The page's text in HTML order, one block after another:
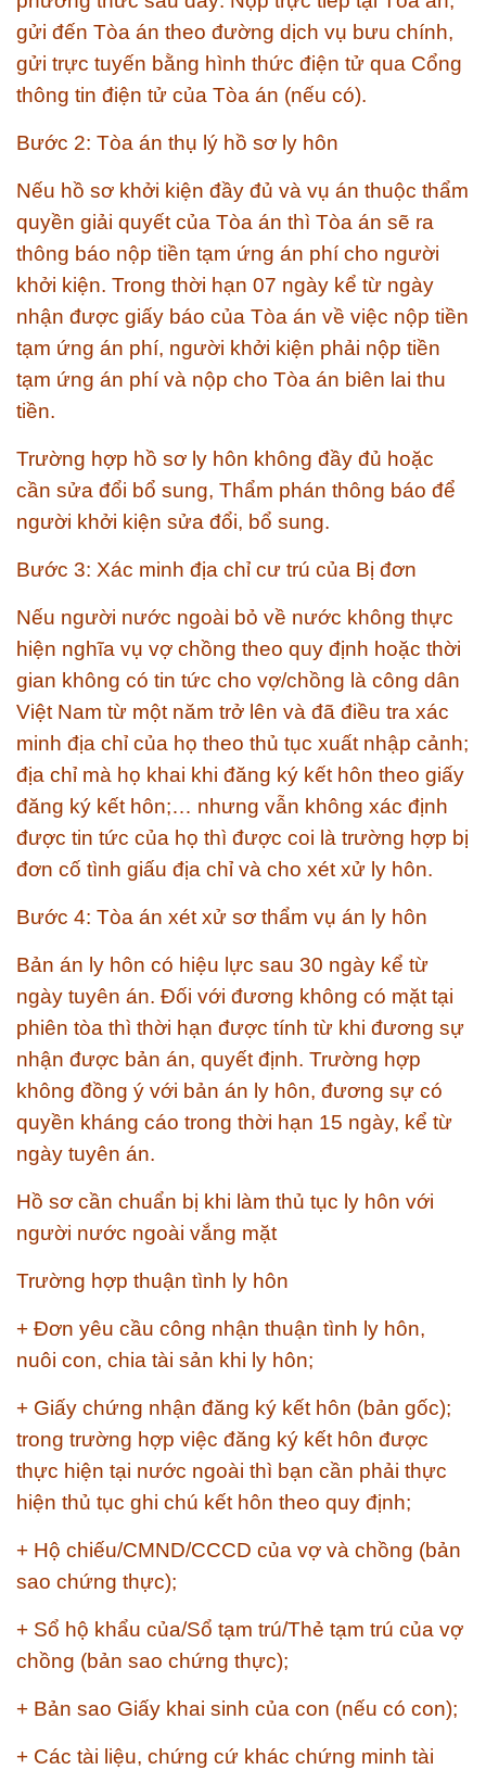
gửi đến Tòa án theo đường dịch vụ bưu chính,
gửi trực tuyến bằng hình thức điện tử qua Cổng
thông tin điện tử của Tòa án (nếu có).
Bước 2: Tòa án thụ lý hồ sơ ly hôn
Nếu hồ sơ khởi kiện đầy đủ và vụ án thuộc thẩm
quyền giải quyết của Tòa án thì Tòa án sẽ ra
thông báo nộp tiền tạm ứng án phí cho người
khởi kiện. Trong thời hạn 07 ngày kể từ ngày
nhận được giấy báo của Tòa án về việc nộp tiền
tạm ứng án phí, người khởi kiện phải nộp tiền
tạm ứng án phí và nộp cho Tòa án biên lai thu
tiền.
Trường hợp hồ sơ ly hôn không đầy đủ hoặc
cần sửa đổi bổ sung, Thẩm phán thông báo để
người khởi kiện sửa đổi, bổ sung.
Bước 3: Xác minh địa chỉ cư trú của Bị đơn
Nếu người nước ngoài bỏ về nước không thực
hiện nghĩa vụ vợ chồng theo quy định hoặc thời
gian không có tin tức cho vợ/chồng là công dân
Việt Nam từ một năm trở lên và đã điều tra xác
minh địa chỉ của họ theo thủ tục xuất nhập cảnh;
địa chỉ mà họ khai khi đăng ký kết hôn theo giấy
đăng ký kết hôn;… nhưng vẫn không xác định
được tin tức của họ thì được coi là trường hợp bị
đơn cố tình giấu địa chỉ và cho xét xử ly hôn.
Bước 4: Tòa án xét xử sơ thẩm vụ án ly hôn
Bản án ly hôn có hiệu lực sau 30 ngày kể từ
ngày tuyên án. Đối với đương không có mặt tại
phiên tòa thì thời hạn được tính từ khi đương sự
nhận được bản án, quyết định. Trường hợp
không đồng ý với bản án ly hôn, đương sự có
quyền kháng cáo trong thời hạn 15 ngày, kể từ
ngày tuyên án.
Hồ sơ cần chuẩn bị khi làm thủ tục ly hôn với
người nước ngoài vắng mặt
Trường hợp thuận tình ly hôn
+ Đơn yêu cầu công nhận thuận tình ly hôn,
nuôi con, chia tài sản khi ly hôn;
+ Giấy chứng nhận đăng ký kết hôn (bản gốc);
trong trường hợp việc đăng ký kết hôn được
thực hiện tại nước ngoài thì bạn cần phải thực
hiện thủ tục ghi chú kết hôn theo quy định;
+ Hộ chiếu/CMND/CCCD của vợ và chồng (bản
sao chứng thực);
+ Sổ hộ khẩu của/Sổ tạm trú/Thẻ tạm trú của vợ
chồng (bản sao chứng thực);
+ Bản sao Giấy khai sinh của con (nếu có con);
+ Các tài liệu, chứng cứ khác chứng minh tài